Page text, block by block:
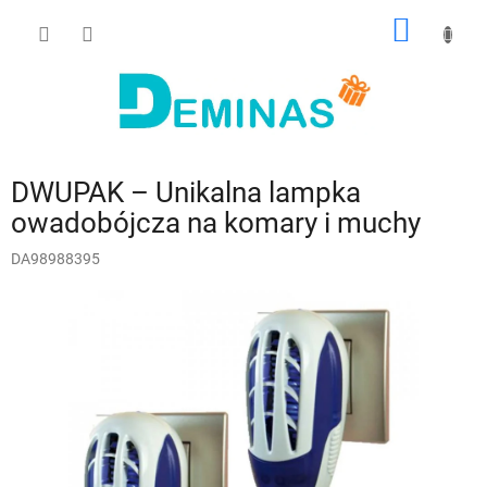
DWUPAK – Unikalna lampka
owadobójcza na komary i muchy
DA98988395